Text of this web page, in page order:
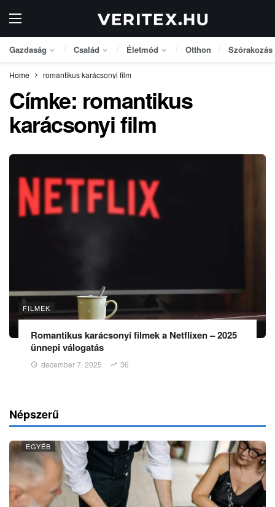
Gazdaság Család Életmód Otthon Szórakozás
Home romantikus karácsonyi film
Címke: romantikus
karácsonyi film
FILMEK
Romantikus karácsonyi filmek a Netflixen – 2025
ünnepi válogatás
december 7, 2025 36
Népszerű
EGYÉB